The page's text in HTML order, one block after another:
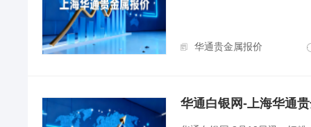
华通贵金属报价
华通白银网-上海华通